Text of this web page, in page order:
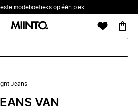
modeboetieks op één plek
Jeans
VAN